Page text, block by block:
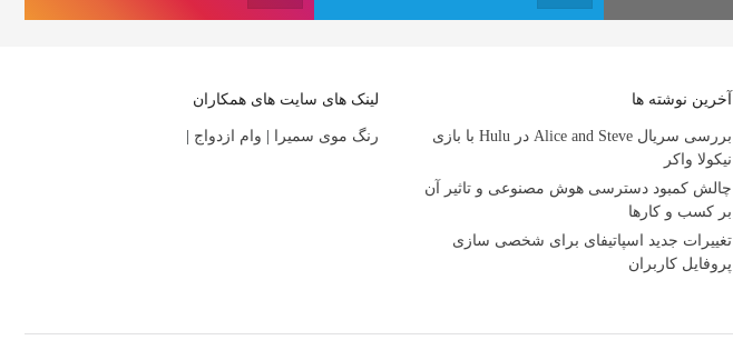
آخرین نوشته ها
بررسی سریال Alice and Steve در Hulu با بازی
نیکولا واکر
چالش کمبود دسترسی هوش مصنوعی و تاثیر آن
بر کسب و کارها
تغییرات جدید اسپاتیفای برای شخصی سازی
پروفایل کاربران
لینک های سایت های همکاران
رنگ موی سمیرا وام ازدواج